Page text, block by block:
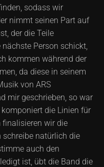
sodass wir
nimmt seinen Part auf
der die Teile
Person schickt,
kommen während der
da diese in seinem
von ARS
mir geschrieben, so war
die Linien für
wir die
schreibe natürlich die
auch den
ist, übt die Band die